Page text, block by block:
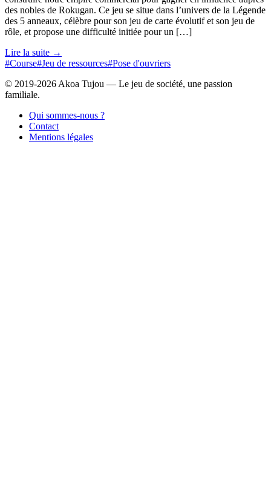
des nobles de Rokugan. Ce jeu se situe dans l’univers de la Légende
des 5 anneaux, célèbre pour son jeu de carte évolutif et son jeu de
rôle, et propose une difficulté initiée pour un […]
Lire la suite →
#Course#Jeu de ressources#Pose d'ouvriers
© 2019-2026 Akoa Tujou — Le jeu de société, une passion
familiale.
Qui sommes-nous ?
Contact
Mentions légales